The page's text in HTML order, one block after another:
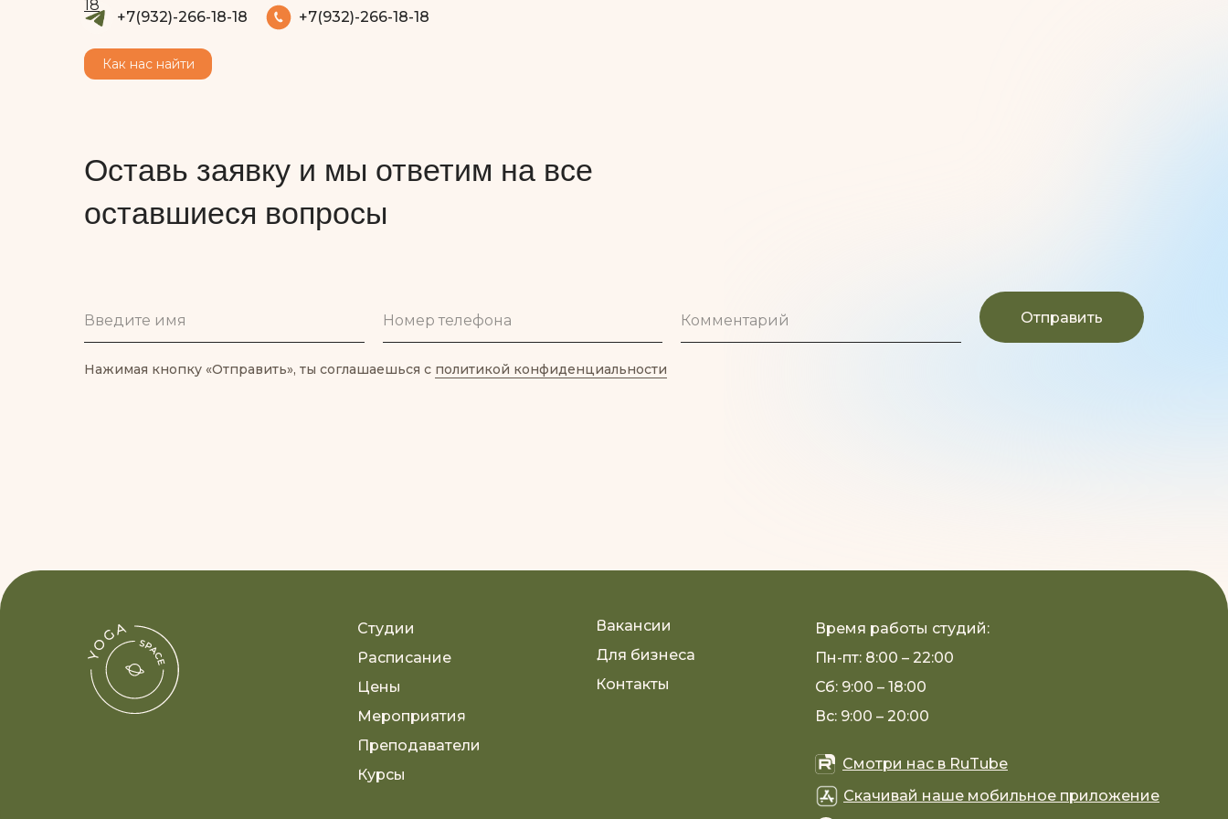
+7(932)-266-18-18
18
+7(932)-266-18-18
Как нас найти
Оставь заявку и мы ответим на все
оставшиеся вопросы
Введите имя Номер телефона Комментарий Отправить
Нажимая кнопку «Отправить», ты соглашаешься с политикой конфиденциальности
Студии
Расписание
Цены
Мероприятия
Преподаватели
Курсы
Вакансии
Для бизнеса
Контакты
Смотри нас в RuTube
Скачивай наше мобильное приложение
Время работы студий:
Пн-пт: 8:00 – 22:00
Сб: 9:00 – 18:00
Вс: 9:00 – 20:00